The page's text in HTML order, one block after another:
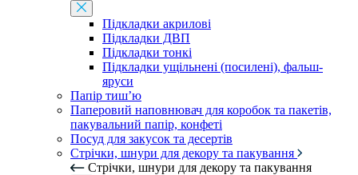
Підкладки акрилові
Підкладки ДВП
Підкладки тонкі
Підкладки ущільнені (посилені), фальш-
яруси
Папір тиш’ю
Паперовий наповнювач для коробок та пакетів,
пакувальний папір, конфеті
Посуд для закусок та десертів
Стрічки, шнури для декору та пакування
Стрічки, шнури для декору та пакування